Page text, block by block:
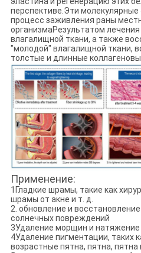
перспективе.Эти
процесс заживления раны
организмаРезультатом
влагалищной ткани, а также
"молодой" влагалищной ткани,
толстые и длинные
Применение:
1Гладкие шрамы, такие как
шрамы от акне и т. д.
2. обновление и
солнечных повреждений
3Удаление морщин и натяжение
4Удаление пигментации, таких
возрастные пятна, пятна, пятна